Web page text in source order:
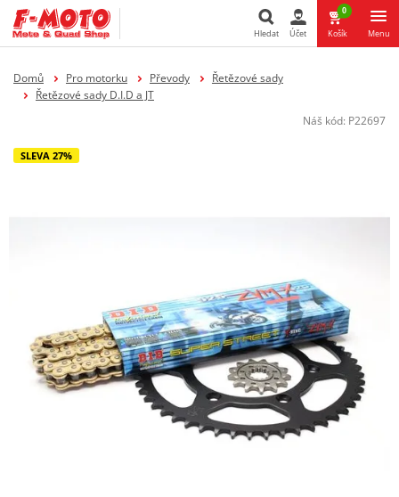
Hledat Účet
0
Košík Menu
Domů Pro motorku Převody
Řetězové sady
Řetězové sady D.I.D a JT
Náš kód: P22697
SLEVA 27%